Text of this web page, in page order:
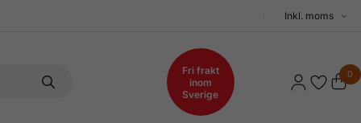
Välj
Fri frakt
inom
Sverige
0